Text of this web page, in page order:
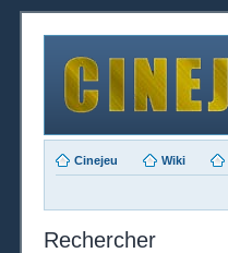
Cinejeu Wiki
Rechercher